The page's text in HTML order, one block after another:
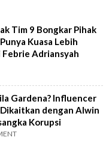
Tim 9 Bongkar Pihak
Kuasa Lebih
Febrie Adriansyah
Gardena? Influencer
dengan Alwin
Korupsi